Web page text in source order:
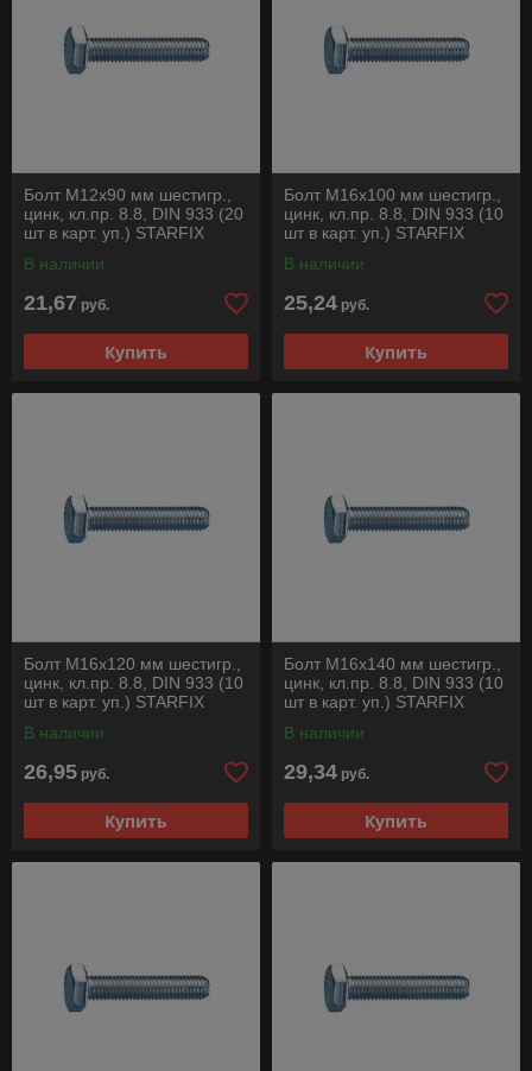
Болт М12х90 мм шестигр.,
цинк, кл.пр. 8.8, DIN 933 (20
шт в карт. уп.) STARFIX
В наличии
21,67 руб.
Купить
Болт М16х100 мм шестигр.,
цинк, кл.пр. 8.8, DIN 933 (10
шт в карт. уп.) STARFIX
В наличии
25,24 руб.
Купить
Болт М16х120 мм шестигр.,
цинк, кл.пр. 8.8, DIN 933 (10
шт в карт. уп.) STARFIX
В наличии
26,95 руб.
Купить
Болт М16х140 мм шестигр.,
цинк, кл.пр. 8.8, DIN 933 (10
шт в карт. уп.) STARFIX
В наличии
29,34 руб.
Купить